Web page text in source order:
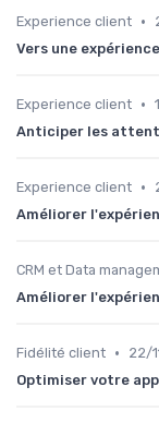
Experience client •
Vers une
Experience client •
Anticiper les
Experience client •
Améliorer
CRM et Data
Améliorer
Fidélité client •
22/
Optimiser votre